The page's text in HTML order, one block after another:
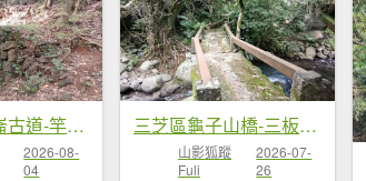
三芝區竿尾崙古道-竿尾崙-清涼崙-大屯溪古道O型
2026-08-
04
三芝區龜子山橋-三板橋-大屯溪古道(殘念)去回
山影狐蹤
Fuli
2026-07-
26